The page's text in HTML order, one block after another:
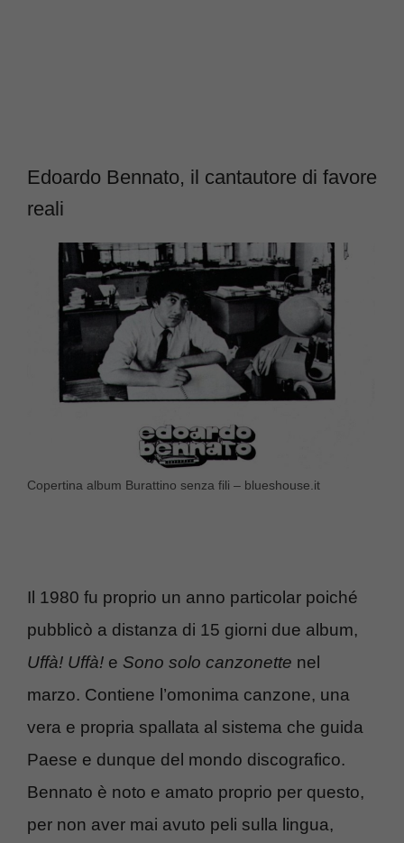
Edoardo Bennato, il cantautore di favore
reali
Copertina album Burattino senza fili – blueshouse.it
Il 1980 fu proprio un anno particolar poiché
pubblicò a distanza di 15 giorni due album,
Uffà! Uffà! e Sono solo canzonette nel
marzo. Contiene l’omonima canzone, una
vera e propria spallata al sistema che guida
Paese e dunque del mondo discografico.
Bennato è noto e amato proprio per questo,
per non aver mai avuto peli sulla lingua,